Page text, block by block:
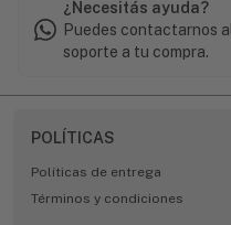
¿Necesitás ayuda?
Puedes contactarnos al
soporte a tu compra.
POLÍTICAS
Políticas de entrega
Términos y condiciones